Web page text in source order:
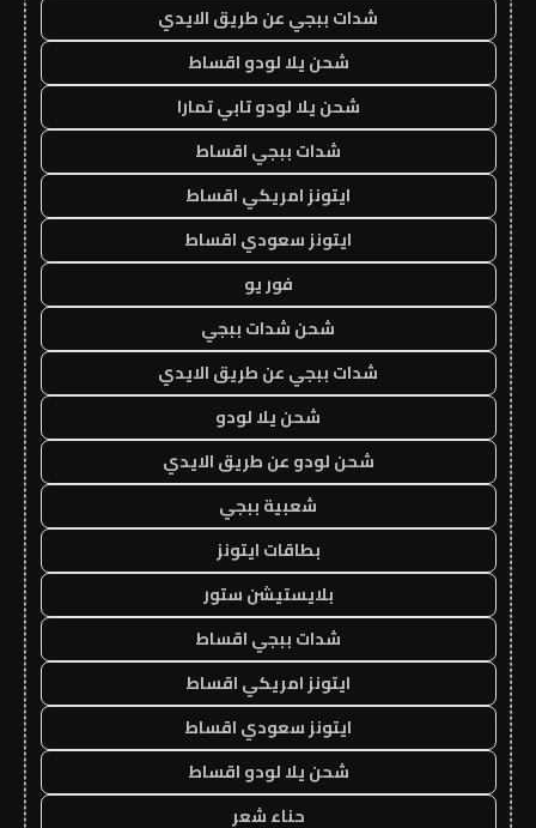
شدات ببجي عن طريق الايدي
شحن يلا لودو اقساط
شحن يلا لودو تابي تمارا
شدات ببجي اقساط
ايتونز امريكي اقساط
ايتونز سعودي اقساط
فور يو
شحن شدات ببجي
شدات ببجي عن طريق الايدي
شحن يلا لودو
شحن لودو عن طريق الايدي
شعبية ببجي
بطاقات ايتونز
بلايستيشن ستور
شدات ببجي اقساط
ايتونز امريكي اقساط
ايتونز سعودي اقساط
شحن يلا لودو اقساط
حناء شعر